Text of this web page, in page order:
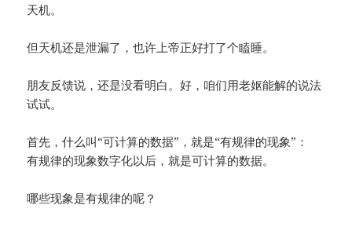
天机。
但天机还是泄漏了，也许上帝正好打了个瞌睡。
朋友反馈说，还是没看明白。好，咱们用老妪能解的说法
试试。
首先，什么叫“可计算的数据”，就是“有规律的现象”：
有规律的现象数字化以后，就是可计算的数据。
哪些现象是有规律的呢？